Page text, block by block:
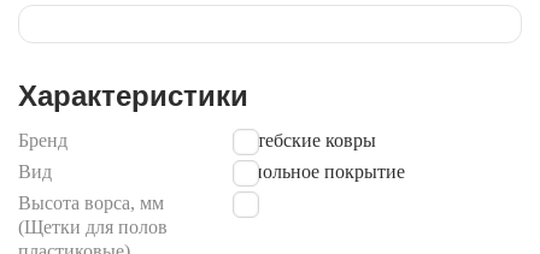
Характеристики
Бренд
Витебские ковры
Вид
напольное покрытие
Высота ворса, мм
(Щетки для полов
5